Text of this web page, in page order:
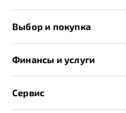
X70
Выбор и покупка
Записаться на тест-драйв
Получить предложение
Финансы и услуги
Сервис